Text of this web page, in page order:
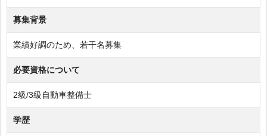
募集背景
業績好調のため、若干名募集
必要資格について
2級/3級自動車整備士
学歴